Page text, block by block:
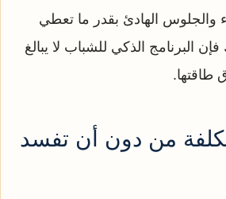
والجلوس الهادئ بقدر ما تعطي
البرنامج الذكي للشباب لا يبالغ
طاقتها.
من دون أن تفسد